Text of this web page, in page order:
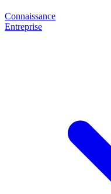
Connaissance
Entreprise